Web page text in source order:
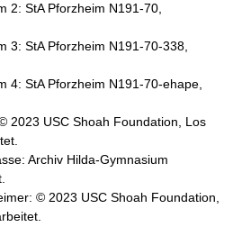
2: StA Pforzheim N191-70,
3: StA Pforzheim N191-70-338,
4: StA Pforzheim N191-70-ehape,
2023 USC Shoah Foundation, Los
Archiv Hilda-Gymnasium
© 2023 USC Shoah Foundation,